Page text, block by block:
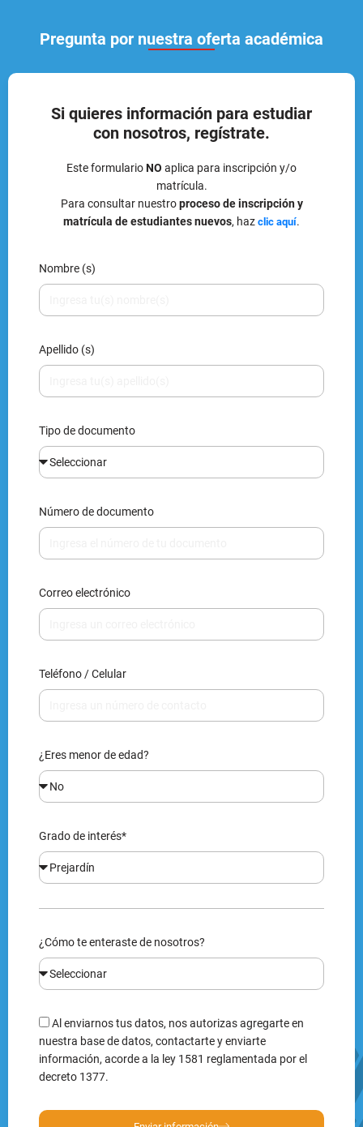
Pregunta por nuestra oferta académica
Si quieres información para estudiar
con nosotros, regístrate.
Este formularioNO aplica para inscripción y/o
matrícula.
Para consultar nuestroproceso de inscripción y
matrícula de estudiantes nuevos, haz clic aquí.
Nombre (s)
Apellido (s)
Tipo de documento
Número de documento
Correo electrónico
Teléfono / Celular
¿Eres menor de edad?
Grado de interés*
¿Cómo te enteraste de nosotros?
Al enviarnos tus datos, nos autorizas agregarte en
nuestra base de datos, contactarte y enviarte
información, acorde a la ley 1581 reglamentada por el
decreto 1377.